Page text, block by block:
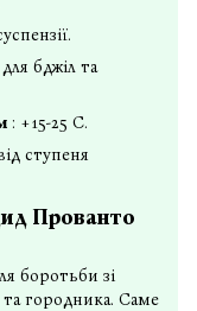
бджіл та
: +15-25 С.
ступеня
Прованто
боротьби зі
городника. Саме